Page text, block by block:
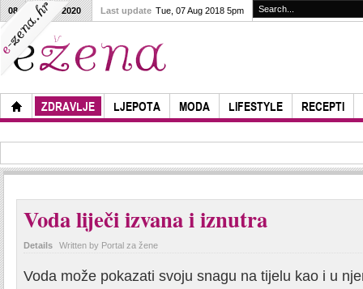
ZDRAVLJE LJEPOTA MODA LIFESTYLE RECEPTI
08 08 2020 Last update Tue, 07 Aug 2018 5pm
Voda liječi izvana i iznutra
Details Written by Portal za žene
Voda može pokazati svoju snagu na tijelu kao i u